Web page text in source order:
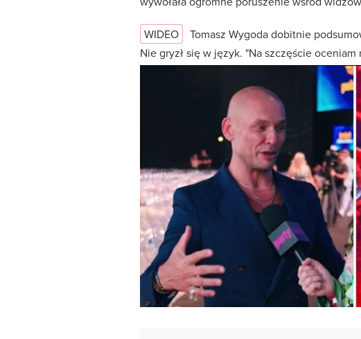
WIDEO
Tomasz Wygoda dobitnie
Nie gryzł się w język. "Na szczęście